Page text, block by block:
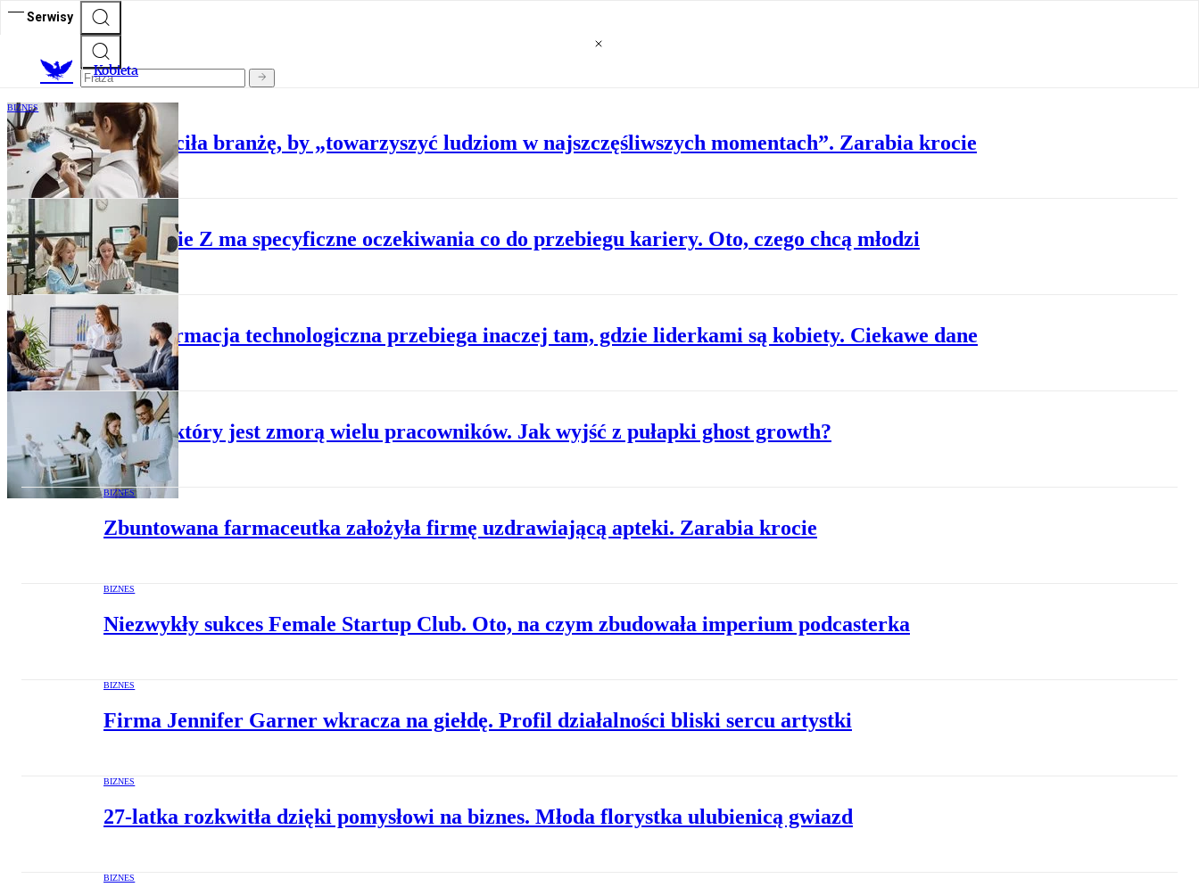
Serwisy
Kobieta
BIZNES
Prawniczka porzuciła branżę, by „towarzyszyć ludziom w najszczęśliwszych momentach”. Zarabia krocie
BIZNES
Pokolenie Z ma specyficzne oczekiwania co do przebiegu kariery. Oto, czego chcą młodzi
Transformacja technologiczna przebiega inaczej tam, gdzie liderkami są kobiety. Ciekawe dane
Awans, który jest zmorą wielu pracowników. Jak wyjść z pułapki ghost growth?
BIZNES
Zbuntowana farmaceutka założyła firmę uzdrawiającą apteki. Zarabia krocie
BIZNES
Niezwykły sukces Female Startup Club. Oto, na czym zbudowała imperium podcasterka
BIZNES
Firma Jennifer Garner wkracza na giełdę. Profil działalności bliski sercu artystki
BIZNES
27-latka rozkwitła dzięki pomysłowi na biznes. Młoda florystka ulubienicą gwiazd
BIZNES